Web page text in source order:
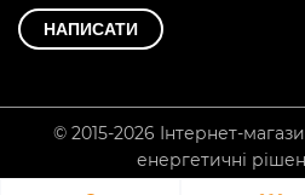
НАПИСАТИ
© 2015-2026 Інтернет-
енергетичні